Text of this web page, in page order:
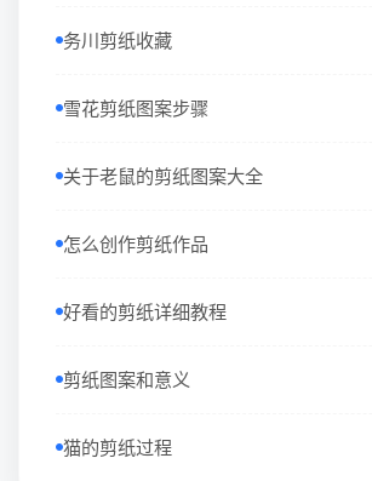
务川剪纸收藏
雪花剪纸图案步骤
关于老鼠的剪纸图案大全
怎么创作剪纸作品
好看的剪纸详细教程
剪纸图案和意义
猫的剪纸过程